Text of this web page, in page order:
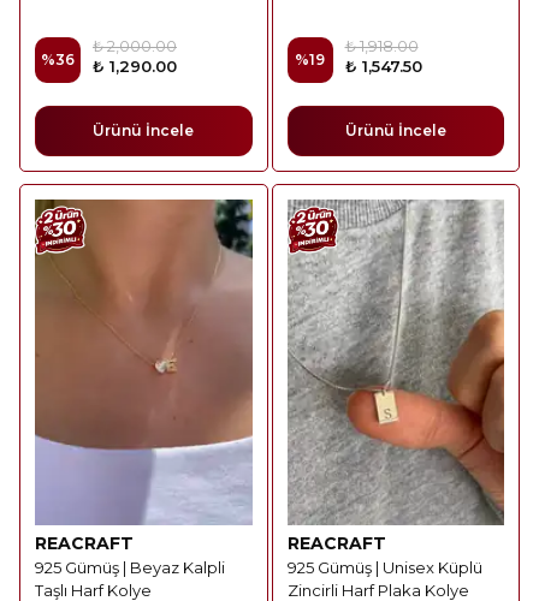
%36
₺ 2,000.00
₺ 1,290.00
Ürünü İncele
%19
₺ 1,918.00
₺ 1,547.50
Ürünü İncele
REACRAFT
925 Gümüş | Beyaz Kalpli
Taşlı Harf Kolye
REACRAFT
925 Gümüş | Unisex Küplü
Zincirli Harf Plaka Kolye